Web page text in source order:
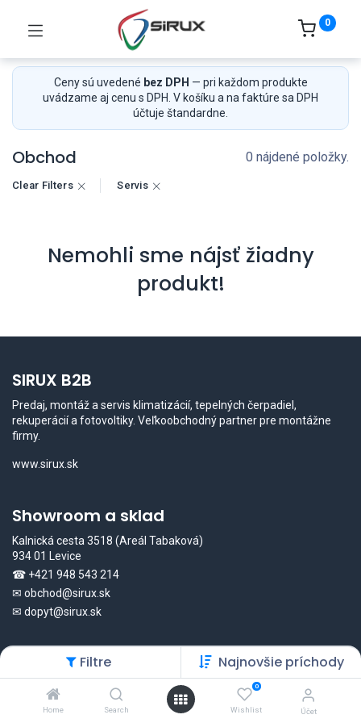
Filtre Najnovšie príchody
Home Search
0
Wishlist Účet
0
Ceny sú uvedené bez DPH — pri každom produkte
uvádzame aj cenu s DPH. V košíku a na faktúre sa DPH
účtuje štandardne.
Obchod 0 nájdené položky.
Clear Filters Servis
Nemohli sme nájsť žiadny
produkt!
SIRUX B2B
Predaj, montáž a servis klimatizácií, tepelných čerpadiel,
rekuperácií a fotovoltiky. Veľkoobchodný partner pre montážne
firmy.
www.sirux.sk
Showroom a sklad
Kalnická cesta 3518 (Areál Tabaková)
934 01 Levice
☎ +421 948 543 214
✉ obchod@sirux.sk
✉ dopyt@sirux.sk
B2B kontakty
Ing. Silvester Žiačko
+421 948 543 211